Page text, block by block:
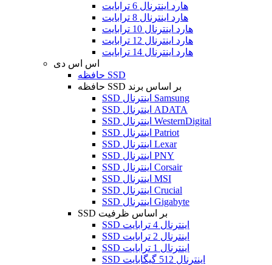
هارد اینترنال 6 ترابایت
هارد اینترنال 8 ترابایت
هارد اینترنال 10 ترابایت
هارد اینترنال 12 ترابایت
هارد اینترنال 14 ترابایت
اس اس دی
حافظه SSD
حافظه SSD بر اساس برند
SSD اینترنال Samsung
SSD اینترنال ADATA
SSD اینترنال WesternDigital
SSD اینترنال Patriot
SSD اینترنال Lexar
SSD اینترنال PNY
SSD اینترنال Corsair
SSD اینترنال MSI
SSD اینترنال Crucial
SSD اینترنال Gigabyte
SSD بر اساس ظرفیت
SSD اینترنال 4 ترابایت
SSD اینترنال 2 ترابایت
SSD اینترنال 1 ترابایت
SSD اینترنال 512 گیگابایت